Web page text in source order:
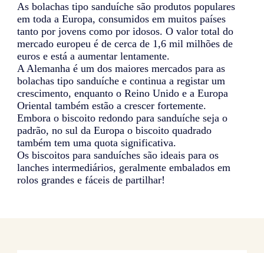
As bolachas tipo sanduíche são produtos populares
em toda a Europa, consumidos em muitos países
tanto por jovens como por idosos. O valor total do
mercado europeu é de cerca de 1,6 mil milhões de
euros e está a aumentar lentamente.
A Alemanha é um dos maiores mercados para as
bolachas tipo sanduíche e continua a registar um
crescimento, enquanto o Reino Unido e a Europa
Oriental também estão a crescer fortemente.
Embora o biscoito redondo para sanduíche seja o
padrão, no sul da Europa o biscoito quadrado
também tem uma quota significativa.
Os biscoitos para sanduíches são ideais para os
lanches intermediários, geralmente embalados em
rolos grandes e fáceis de partilhar!